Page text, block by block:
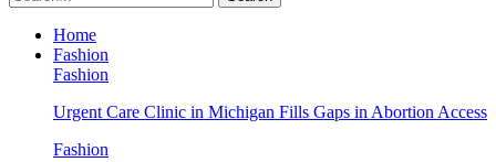
Home
Fashion
Fashion
Urgent Care Clinic in Michigan Fills Gaps in Abortion Access
Fashion